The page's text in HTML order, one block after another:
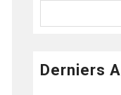
Derniers